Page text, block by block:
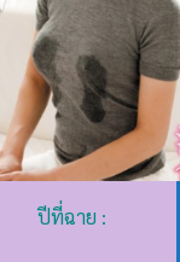
ปีที่ฉาย :